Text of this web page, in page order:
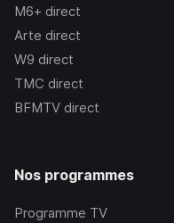
M6+ direct
Arte direct
W9 direct
TMC direct
BFMTV direct
Nos programmes
Programme TV